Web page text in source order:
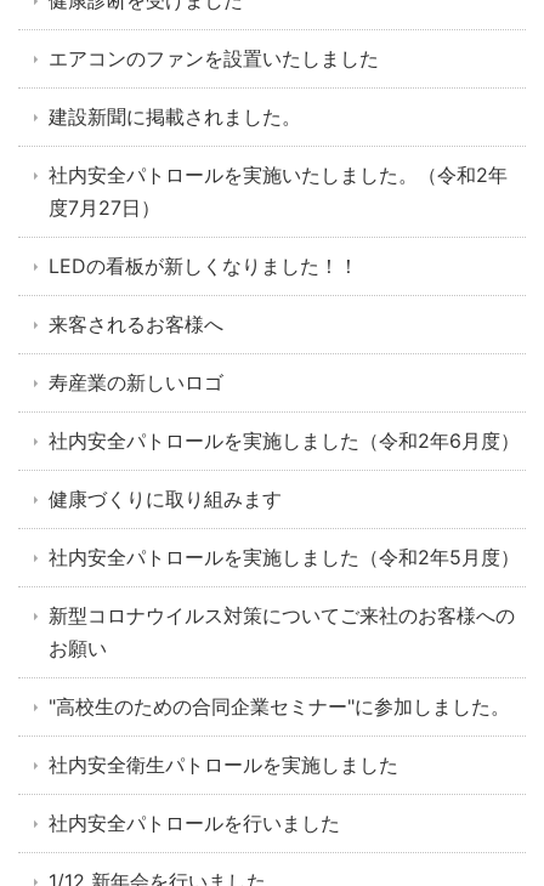
エアコンのファンを設置いたしました
建設新聞に掲載されました。
社内安全パトロールを実施いたしました。（令和2年
度7月27日）
LEDの看板が新しくなりました！！
来客されるお客様へ
寿産業の新しいロゴ
社内安全パトロールを実施しました（令和2年6月度）
健康づくりに取り組みます
社内安全パトロールを実施しました（令和2年5月度）
新型コロナウイルス対策についてご来社のお客様への
お願い
"高校生のための合同企業セミナー"に参加しました。
社内安全衛生パトロールを実施しました
社内安全パトロールを行いました